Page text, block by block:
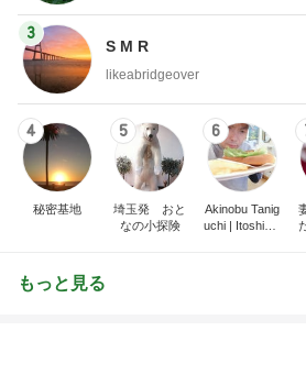
3
S M R
4 5
なの小探険
6
uchi | Itoshima
Landscape Ph
もっと見る